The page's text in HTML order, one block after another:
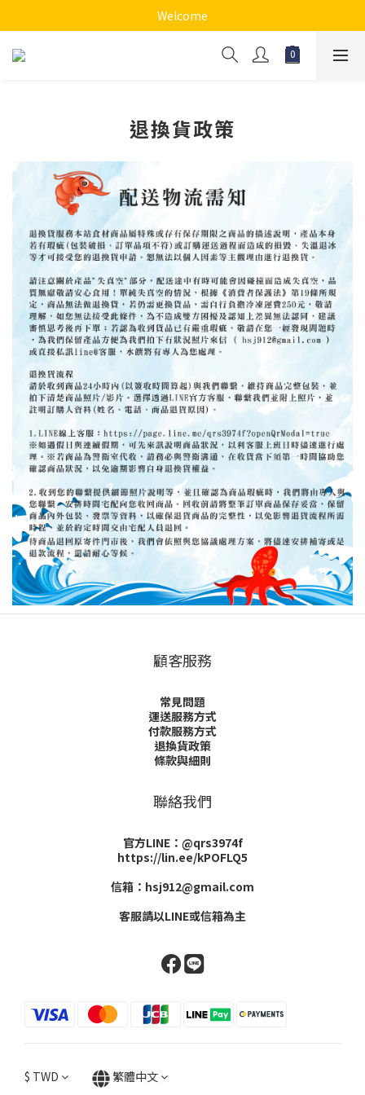
Welcome
退換貨政策
顧客服務
常見問題
運送服務方式
付款服務方式
退換貨政策
條款與細則
聯絡我們
官方LINE：@qrs3974f
https://lin.ee/kPOFLQ5
信箱：hsj912@gmail.com
客服請以LINE或信箱為主
$ TWD 繁體中文